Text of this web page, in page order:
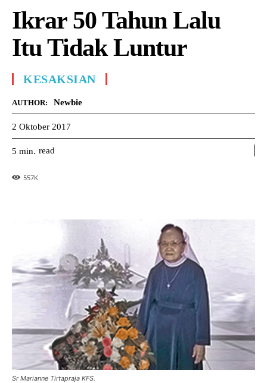
Ikrar 50 Tahun Lalu
Itu Tidak Luntur
KESAKSIAN
AUTHOR: Newbie
2 Oktober 2017
5 min. read
557K
Sr Marianne Tirtapraja KFS.